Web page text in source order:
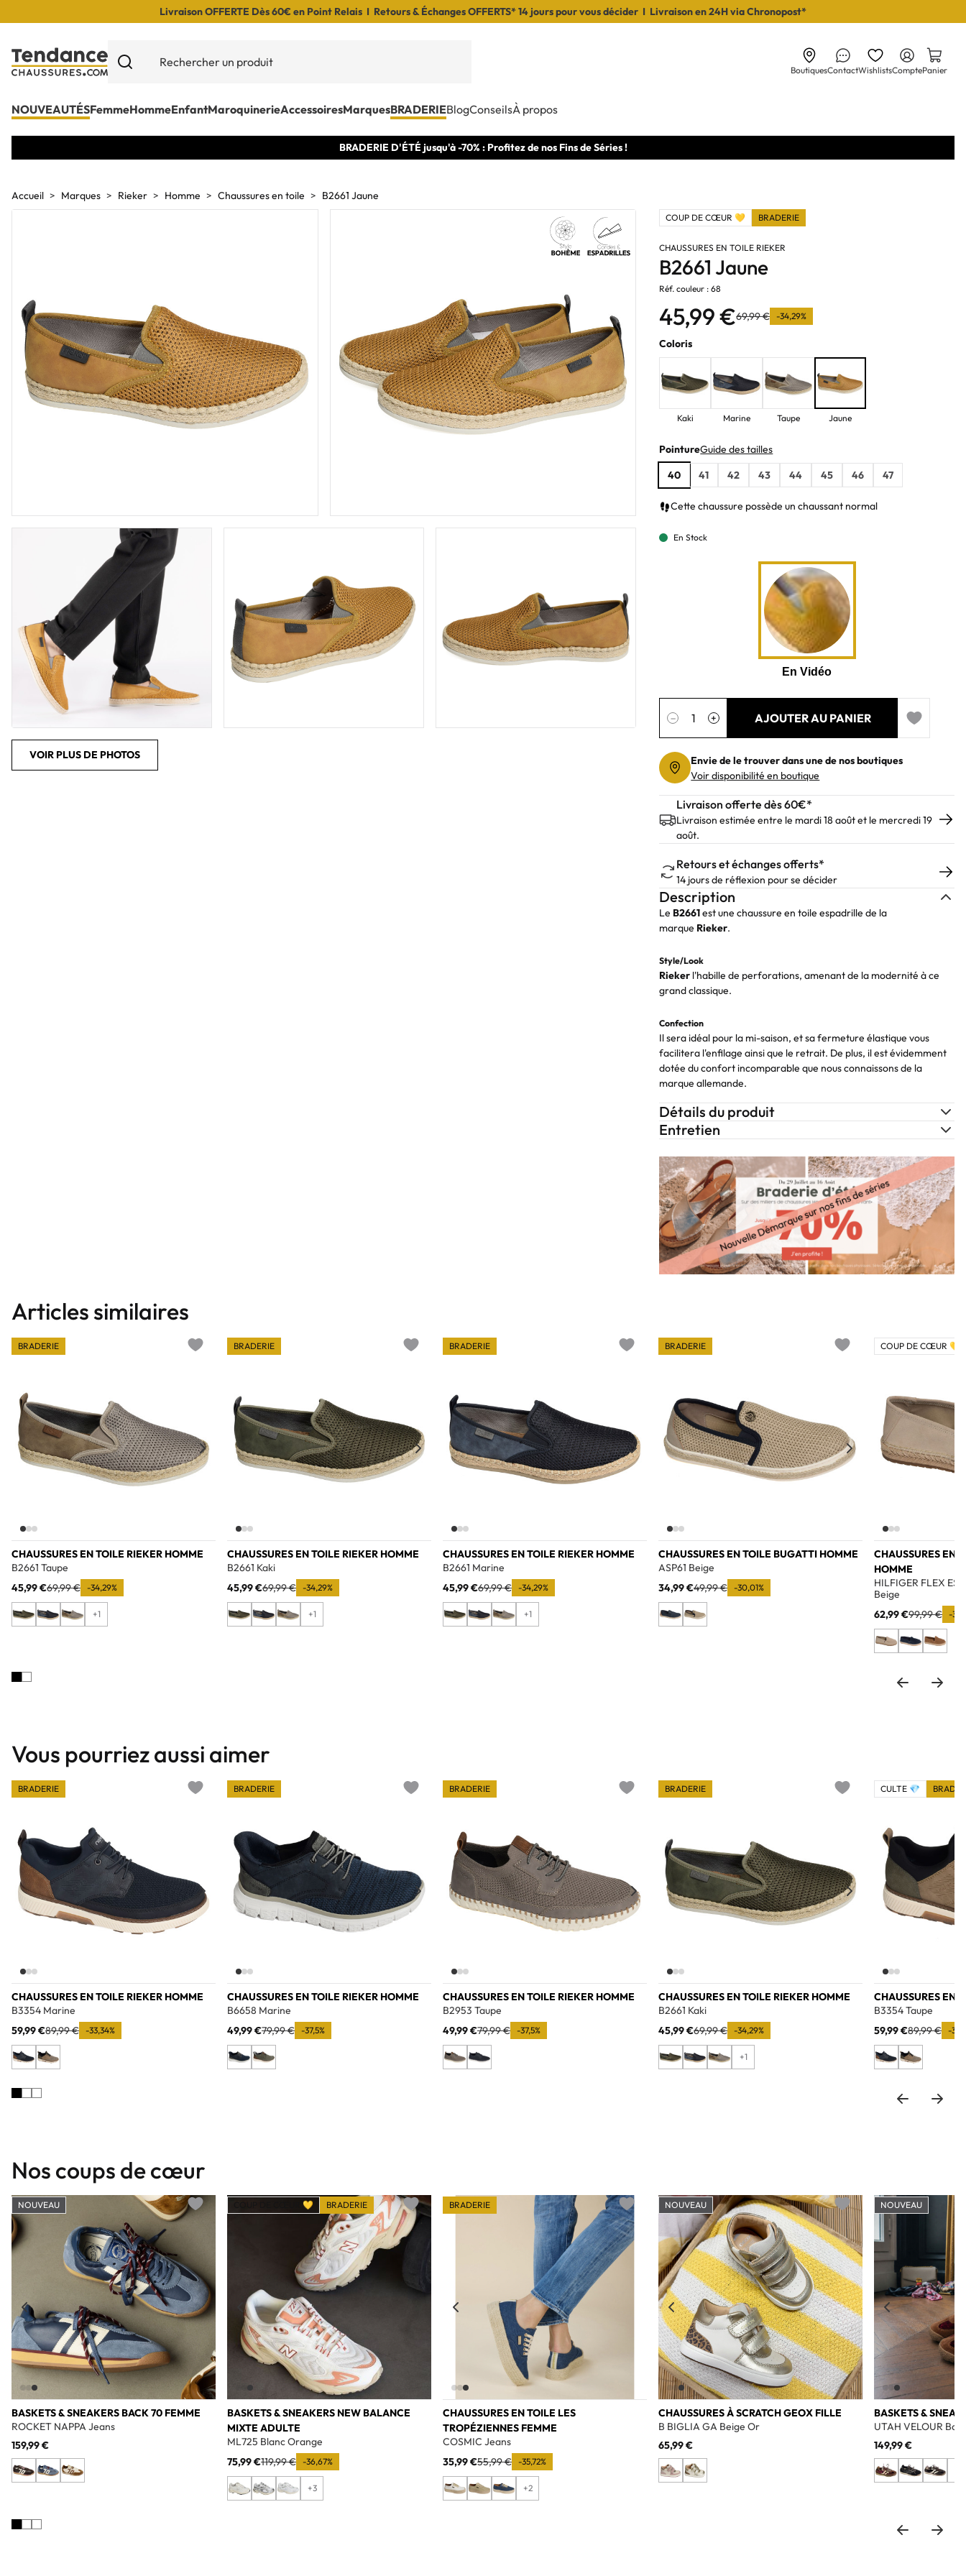
Livraison OFFERTE Dès 60€ en Point Relais I Retours & Échanges OFFERTS* 14 jours pour vous décider I Livraison en 24H via Chronopost*
BoutiquesContactWishlistsComptePanier
NOUVEAUTÉSFemmeHommeEnfantMaroquinerieAccessoiresMarquesBRADERIEBlogConseilsÀ propos
BRADERIE D'ÉTÉ jusqu'à -70% : Profitez de nos Fins de Séries !
Accueil Marques Rieker Homme Chaussures en toile B2661 Jaune
VOIR PLUS DE PHOTOS
COUP DE CŒUR 💛 BRADERIE
CHAUSSURES EN TOILE RIEKER
B2661 Jaune
Réf. couleur : 68
45,99 €69,99 € -34,29%
Coloris
Kaki Marine Taupe Jaune
PointureGuide des tailles
40
41 42 43 44 45 46 47
Cette chaussure possède un chaussant normal
En Stock
− +
AJOUTER AU PANIER
Add to
Envie de le trouver dans une de nos boutiques
Voir disponibilité en boutique
Livraison offerte dès 60€*
Livraison estimée entre le mardi 18 août et le mercredi 19
août.
Retours et échanges offerts*
14 jours de réflexion pour se décider
Description
Le B2661est une chaussure en toile espadrille de la
marque Rieker.
Style/Look
Rieker l'habille de perforations, amenant de la modernité à ce
grand classique.
Confection
Il sera idéal pour la mi-saison, et sa fermeture élastique vous
facilitera l'enfilage ainsi que le retrait. De plus, il est évidemment
dotée du confort incomparable que nous connaissons de la
marque allemande.
Détails du produit
Entretien
Articles similaires
CHAUSSURES EN TOILE RIEKER HOMME
B2661 Taupe
45,99 €69,99 € -34,29%
+1
BRADERIE
CHAUSSURES EN TOILE RIEKER HOMME
B2661 Kaki
45,99 €69,99 € -34,29%
+1
BRADERIE
CHAUSSURES EN TOILE RIEKER HOMME
B2661 Marine
45,99 €69,99 € -34,29%
+1
BRADERIE
CHAUSSURES EN TOILE BUGATTI HOMME
ASP61 Beige
34,99 €49,99 € -30,01%
BRADERIE
CHAUSSURES EN
HOMME
HILFIGER FLEX
Beige
62,99 €99,99 € -37%
COUP DE CŒUR 💛
Vous pourriez aussi aimer
CHAUSSURES EN TOILE RIEKER HOMME
B3354 Marine
59,99 €89,99 € -33,34%
BRADERIE
CHAUSSURES EN TOILE RIEKER HOMME
B6658 Marine
49,99 €79,99 € -37,5%
BRADERIE
CHAUSSURES EN TOILE RIEKER HOMME
B2953 Taupe
49,99 €79,99 € -37,5%
BRADERIE
CHAUSSURES EN TOILE RIEKER HOMME
B2661 Kaki
45,99 €69,99 € -34,29%
+1
BRADERIE
CHAUSSURES EN
B3354 Taupe
59,99 €89,99 € -
CULTE 💎
Nos coups de cœur
BASKETS & SNEAKERS BACK 70 FEMME
ROCKET NAPPA Jeans
159,99 €
NOUVEAU
Add to wishlist
BASKETS & SNEAKERS NEW BALANCE
MIXTE ADULTE
ML725 Blanc Orange
75,99 €119,99 € -36,67%
+3
COUP DE CŒUR 💛 BRADERIE
Add to wishlist
CHAUSSURES EN TOILE LES
TROPÉZIENNES FEMME
COSMIC Jeans
35,99 €55,99 € -35,72%
+2
BRADERIE
Add to wishlist
CHAUSSURES À SCRATCH GEOX FILLE
B BIGLIA GA Beige Or
65,99 €
NOUVEAU
Add to wishlist
BASKETS &
UTAH VELOUR
149,99 €
NOUVEAU